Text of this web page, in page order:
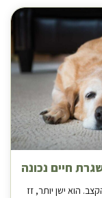
חיים נכונה
הוא ישן יותר, זז